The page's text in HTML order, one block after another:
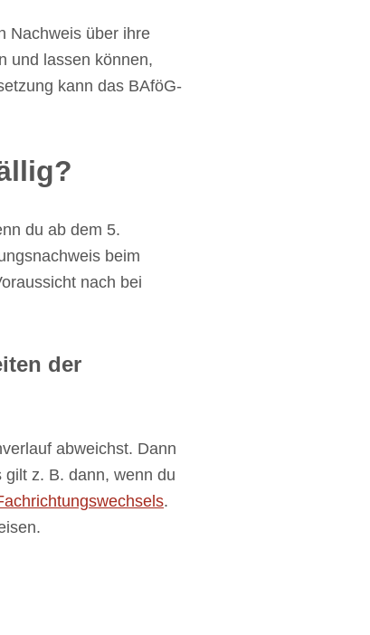
Nachweis über ihre
und lassen können,
kann das BAföG-
du ab dem 5.
beim
nach bei
der
abweichst. Dann
z. B. dann, wenn du
.